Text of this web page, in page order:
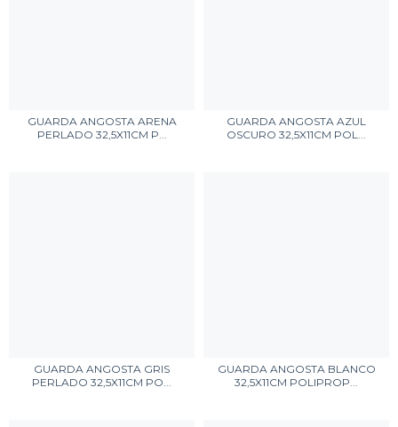
GUARDA ANGOSTA ARENA
PERLADO 32,5X11CM P...
GUARDA ANGOSTA AZUL
OSCURO 32,5X11CM POL...
GUARDA ANGOSTA GRIS
PERLADO 32,5X11CM PO...
GUARDA ANGOSTA BLANCO
32,5X11CM POLIPROP...